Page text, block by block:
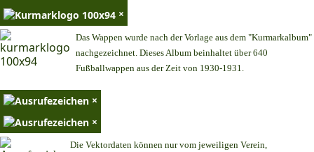
×
Das Wappen wurde nach der Vorlage aus dem "Kurmarkalbum"
nachgezeichnet. Dieses Album beinhaltet über 640
Fußballwappen aus der Zeit von 1930-1931.
×
×
Die Vektordaten können nur vom jeweiligen Verein,